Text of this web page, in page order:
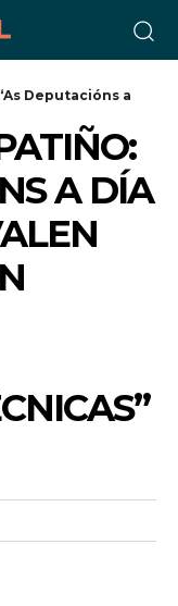
Deputacións a
A DÍA